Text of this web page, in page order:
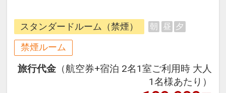
てお過ごしください。
・駐車場、大浴場無料
スタンダードルーム（禁煙） 朝 昼 夕
禁煙ルーム
旅行代金 （航空券+宿泊 2名1室ご利用時 大人
1名様あたり）